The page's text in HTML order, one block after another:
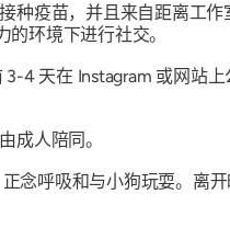
种疫苗，并且来自距离工
环境下进行社交。
4 天在 Instagram 或网站
成人陪同。
念呼吸和与小狗玩耍。离